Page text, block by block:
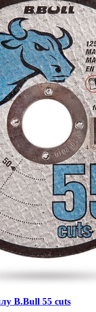
B.Bull 55 cuts